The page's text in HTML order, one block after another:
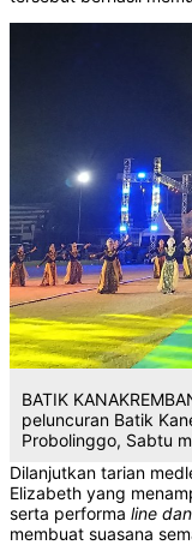
BATIK
peluncuran Batik
Probolinggo, Sabtu
‎Dilanjutkan tarian
Elizabeth yang
serta performa line
membuat suasana